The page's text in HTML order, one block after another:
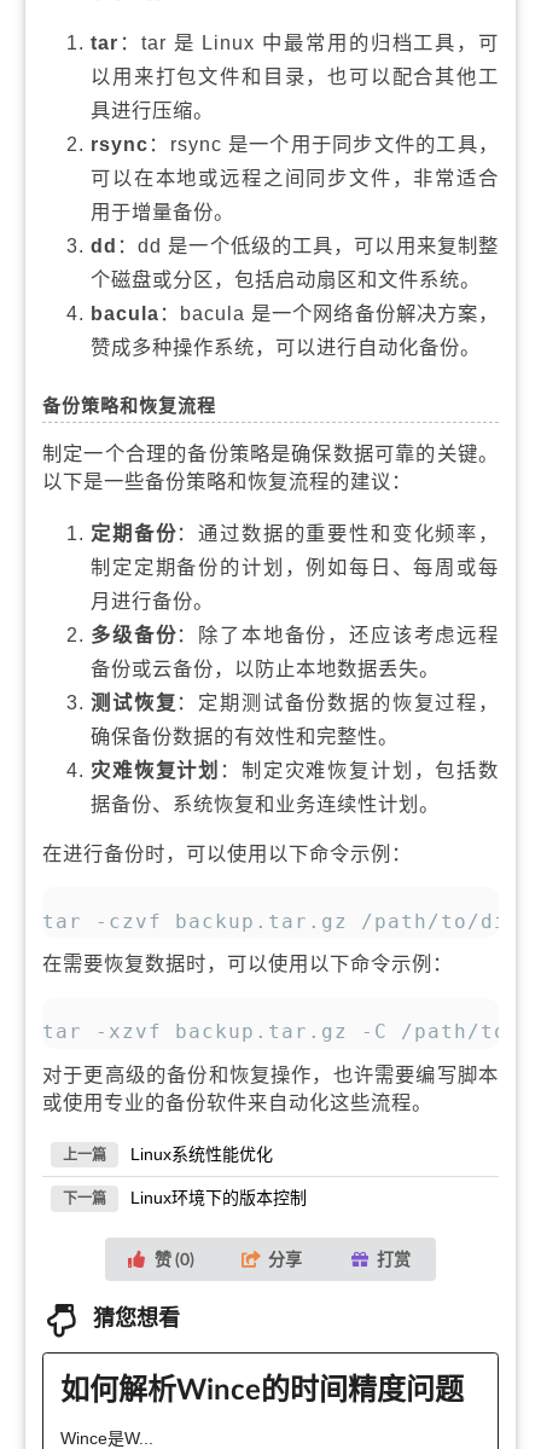
tar ：tar 是 Linux 中最常用的归档工具，可
以用来打包文件和目录，也可以配合其他工
具进行压缩。
rsync ：rsync 是一个用于同步文件的工具，
可以在本地或远程之间同步文件，非常适合
用于增量备份。
dd ：dd 是一个低级的工具，可以用来复制整
个磁盘或分区，包括启动扇区和文件系统。
bacula ：bacula 是一个网络备份解决方案，
赞成多种操作系统，可以进行自动化备份。
备份策略和恢复流程
制定一个合理的备份策略是确保数据可靠的关键。
以下是一些备份策略和恢复流程的建议：
定期备份：通过数据的重要性和变化频率，
制定定期备份的计划，例如每日、每周或每
月进行备份。
多级备份：除了本地备份，还应该考虑远程
备份或云备份，以防止本地数据丢失。
测试恢复 ：定期测试备份数据的恢复过程，
确保备份数据的有效性和完整性。
灾难恢复计划 ：制定灾难恢复计划，包括数
据备份、系统恢复和业务连续性计划。
在进行备份时，可以使用以下命令示例：
tar -czvf backup.tar.gz /path/to/
复制
在需要恢复数据时，可以使用以下命令示例：
tar -xzvf backup.tar.gz -C /path/to/
复制
对于更高级的备份和恢复操作，也许需要编写脚本
或使用专业的备份软件来自动化这些流程。
上一篇 Linux系统性能优化
下一篇 Linux环境下的版本控制
赞 (0) 分享 打赏
猜您想看
如何解析Wince的时间精度问题
Wince是W...